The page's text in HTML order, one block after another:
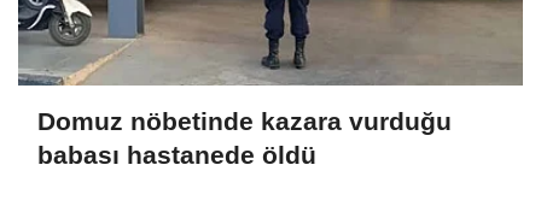
Domuz nöbetinde kazara vurduğu
babası hastanede öldü